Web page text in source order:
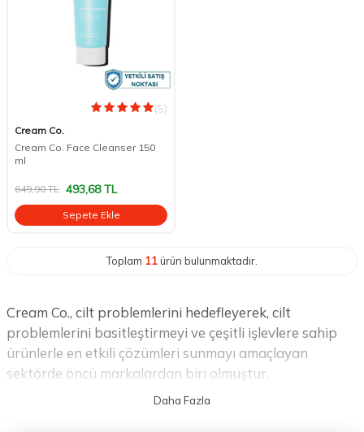
(5)
Cream Co.
Cream Co. Face Cleanser 150
ml
649,90TL 493,68TL
Sepete Ekle
Toplam 11ürün bulunmaktadır.
Cream Co., cilt problemlerini hedefleyerek, cilt
problemlerini basitleştirmeyi ve çeşitli işlevlere sahip
ürünlerle en etkili çözümleri sunmayı amaçlayan
sektörde öncü markalardan biri olmuştur.